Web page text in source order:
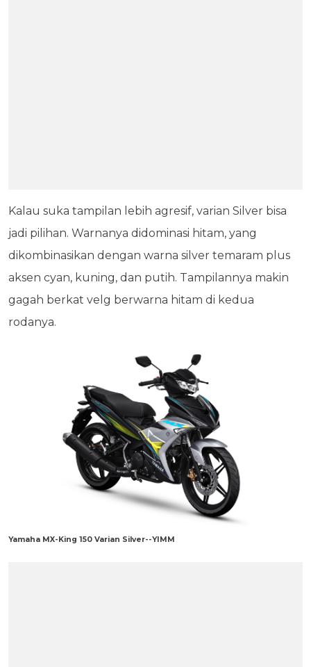
Kalau suka tampilan lebih agresif, varian Silver bisa
jadi pilihan. Warnanya didominasi hitam, yang
dikombinasikan dengan warna silver temaram plus
aksen cyan, kuning, dan putih. Tampilannya makin
gagah berkat velg berwarna hitam di kedua
rodanya.
Yamaha MX-King 150 Varian Silver--YIMM